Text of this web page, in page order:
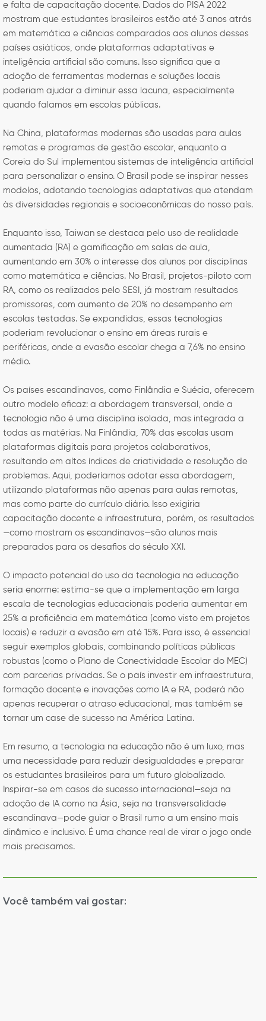
e falta de capacitação docente. Dados do PISA 2022
mostram que estudantes brasileiros estão até 3 anos atrás
em matemática e ciências comparados aos alunos desses
países asiáticos, onde plataformas adaptativas e
inteligência artificial são comuns. Isso significa que a
adoção de ferramentas modernas e soluções locais
poderiam ajudar a diminuir essa lacuna, especialmente
quando falamos em escolas públicas.
Na China, plataformas modernas são usadas para aulas
remotas e programas de gestão escolar, enquanto a
Coreia do Sul implementou sistemas de inteligência artificial
para personalizar o ensino. O Brasil pode se inspirar nesses
modelos, adotando tecnologias adaptativas que atendam
às diversidades regionais e socioeconômicas do nosso país.
Enquanto isso, Taiwan se destaca pelo uso de realidade
aumentada (RA) e gamificação em salas de aula,
aumentando em 30% o interesse dos alunos por disciplinas
como matemática e ciências. No Brasil, projetos-piloto com
RA, como os realizados pelo SESI, já mostram resultados
promissores, com aumento de 20% no desempenho em
escolas testadas. Se expandidas, essas tecnologias
poderiam revolucionar o ensino em áreas rurais e
periféricas, onde a evasão escolar chega a 7,6% no ensino
médio.
Os países escandinavos, como Finlândia e Suécia, oferecem
outro modelo eficaz: a abordagem transversal, onde a
tecnologia não é uma disciplina isolada, mas integrada a
todas as matérias. Na Finlândia, 70% das escolas usam
plataformas digitais para projetos colaborativos,
resultando em altos índices de criatividade e resolução de
problemas. Aqui, poderíamos adotar essa abordagem,
utilizando plataformas não apenas para aulas remotas,
mas como parte do currículo diário. Isso exigiria
capacitação docente e infraestrutura, porém, os resultados
—como mostram os escandinavos—são alunos mais
preparados para os desafios do século XXI.
O impacto potencial do uso da tecnologia na educação
seria enorme: estima-se que a implementação em larga
escala de tecnologias educacionais poderia aumentar em
25% a proficiência em matemática (como visto em projetos
locais) e reduzir a evasão em até 15%. Para isso, é essencial
seguir exemplos globais, combinando políticas públicas
robustas (como o Plano de Conectividade Escolar do MEC)
com parcerias privadas. Se o país investir em infraestrutura,
formação docente e inovações como IA e RA, poderá não
apenas recuperar o atraso educacional, mas também se
tornar um case de sucesso na América Latina.
Em resumo, a tecnologia na educação não é um luxo, mas
uma necessidade para reduzir desigualdades e preparar
os estudantes brasileiros para um futuro globalizado.
Inspirar-se em casos de sucesso internacional—seja na
adoção de IA como na Ásia, seja na transversalidade
escandinava—pode guiar o Brasil rumo a um ensino mais
dinâmico e inclusivo. É uma chance real de virar o jogo onde
mais precisamos.
Você também vai gostar: